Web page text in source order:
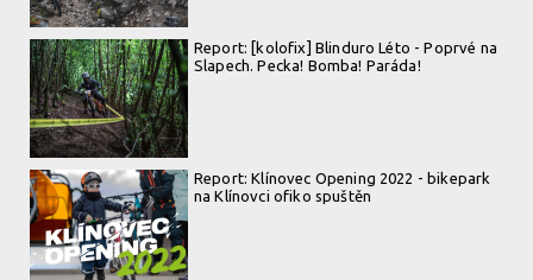
Report: [kolofix] Blinduro Léto - Poprvé na
Slapech. Pecka! Bomba! Paráda!
Report: Klínovec Opening 2022 - bikepark
na Klínovci ofiko spuštěn